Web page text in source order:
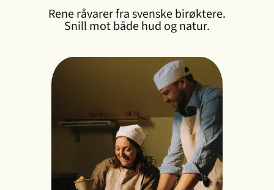
Rene råvarer fra svenske birøktere.
Snill mot både hud og natur.